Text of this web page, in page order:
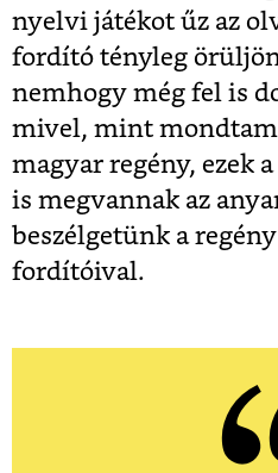
nyelvi játékot űz az
fordító tényleg
nemhogy még fel is
mivel, mint
magyar regény, ezek
is megvannak az
beszélgetünk a
fordítóival.